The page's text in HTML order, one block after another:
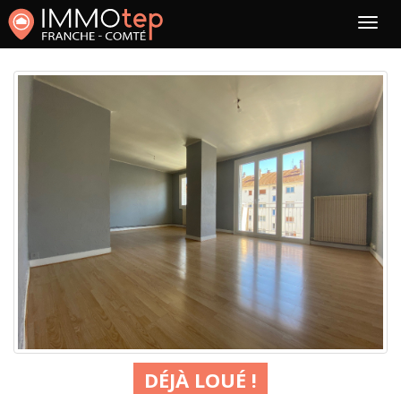
DÉJÀ LOUÉ !